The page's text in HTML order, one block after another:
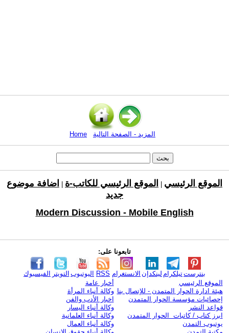
Home المزيد - الصفحة التالية
الموقع الرئيسي الموقع الرئيسي للكاتب-ة
اضافة موضوع
جديد
Modern Discussion - Mobile English
تابعونا على:
الفيسبوك التويتر اليوتيوب RSS الانستغرام لينكدإن تيلكرامبنترست
الموقع الرئيسي
هيئة ادارة الحوار المتمدن - للإتصال بنا
إحصائيات مؤسسة الحوار المتمدن
قواعد النشر
ابرز كتاب / كاتبات الحوار المتمدن
يوتيوب التمدن
أخبار عامة
وكالة أنباء المرأة
اخبار الأدب والفن
وكالة أنباء اليسار
وكالة أنباء العلمانية
وكالة أنباء العمال